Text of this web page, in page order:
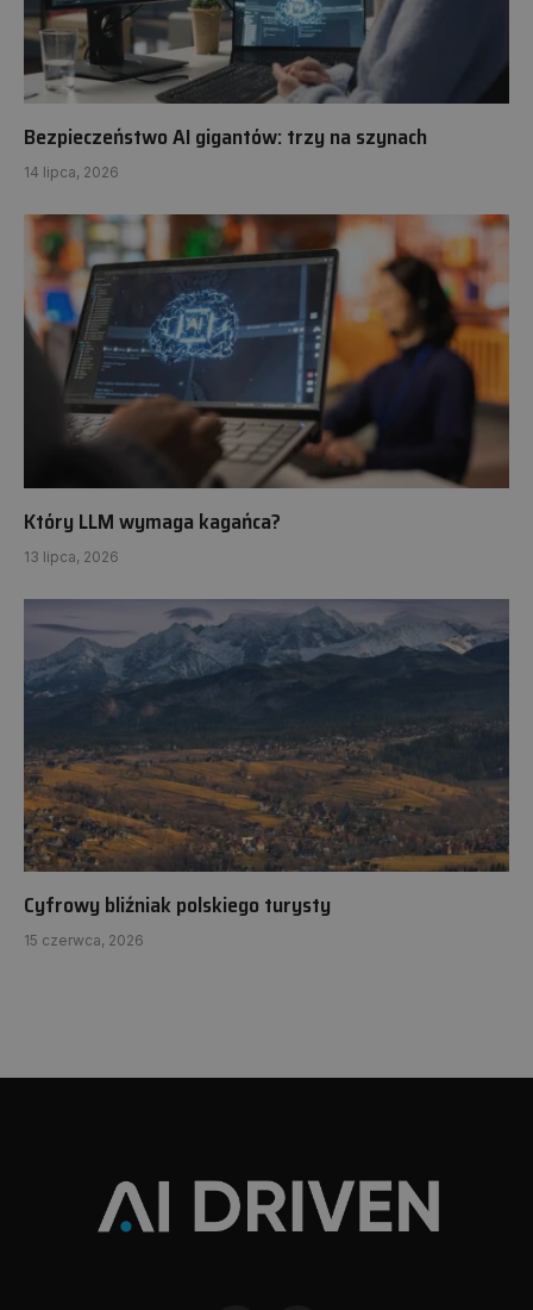
Bezpieczeństwo AI gigantów: trzy na szynach
14 lipca, 2026
Który LLM wymaga kagańca?
13 lipca, 2026
Cyfrowy bliźniak polskiego turysty
15 czerwca, 2026